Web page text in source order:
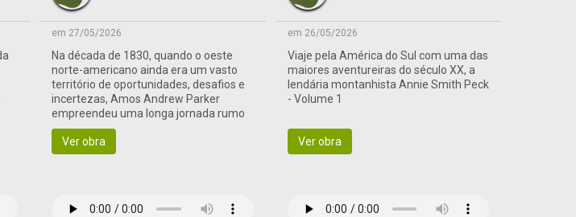
em 27/05/2026
Na década de 1830, quando o oeste
norte-americano ainda era um vasto
território de oportunidades, desafios e
incertezas, Amos Andrew Parker
empreendeu uma longa jornada rumo
às terras de fronteira
Ver obra
em 26/05/2026
Viaje pela América do Sul com uma das
maiores aventureiras do século XX, a
lendária montanhista Annie Smith Peck
- Volume 1
Ver obra